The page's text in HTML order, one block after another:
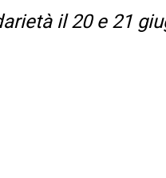
il 20 e 21